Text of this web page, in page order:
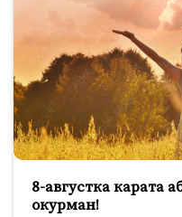
8-августка карата
окурман!